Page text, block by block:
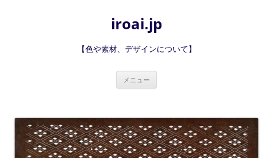
iroai.jp
【色や素材、デザインについて】
メニュー
へ
ス
キ
ッ
プ